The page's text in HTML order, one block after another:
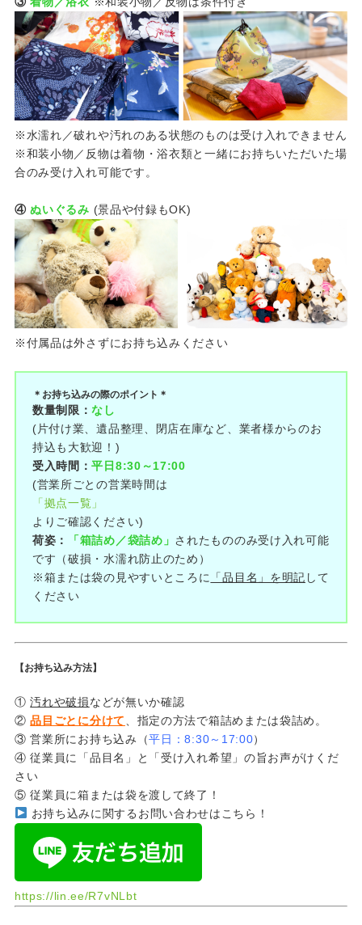
※水濡れ／破れや汚れのある状態のものは受け入れできません
※和装小物／反物は着物・浴衣類と一緒にお持ちいただいた場
合のみ受け入れ可能です。
④ぬいぐるみ (景品や付録もOK)
※付属品は外さずにお持ち込みください
＊お持ち込みの際のポイント＊
数量制限：なし
(片付け業、遺品整理、閉店在庫など、業者様からのお
持込も大歓迎！)
受入時間：平日8:30～17:00
(営業所ごとの営業時間は
「拠点一覧」
よりご確認ください)
荷姿：
「箱詰め／袋詰め」 されたもののみ受け入れ可能
です（破損・水濡れ防止のため）
※箱または袋の見やすいところに
「品目名」を明記 して
ください
【お持ち込み方法】
①汚れや破損などが無いか確認
②品目ごとに分けて
、指定の方法で箱詰めまたは袋詰め。
③ 営業所にお持ち込み（平日：8:30～17:00）
④ 従業員に「品目名」と「受け入れ希望」の旨お声がけくだ
さい
⑤ 従業員に箱または袋を渡して終了！
お持ち込みに関するお問い合わせはこちら！
https://lin.ee/R7vNLbt